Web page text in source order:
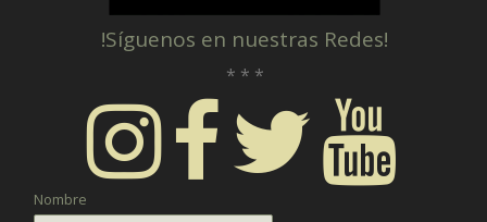
!Síguenos en nuestras Redes!
* * *
Nombre